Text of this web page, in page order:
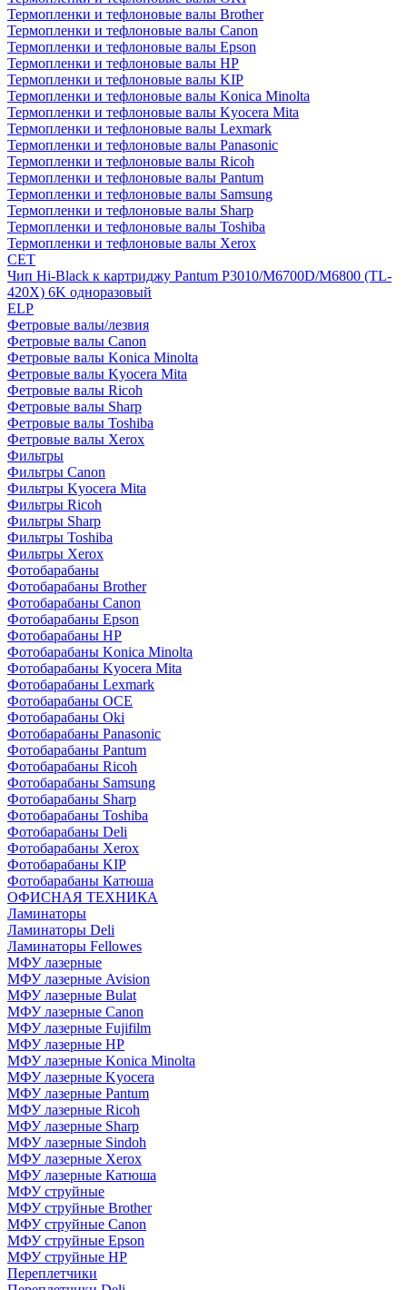
Термопленки и тефлоновые валы Brother
Термопленки и тефлоновые валы Canon
Термопленки и тефлоновые валы Epson
Термопленки и тефлоновые валы HP
Термопленки и тефлоновые валы KIP
Термопленки и тефлоновые валы Konica Minolta
Термопленки и тефлоновые валы Kyocera Mita
Термопленки и тефлоновые валы Lexmark
Термопленки и тефлоновые валы Panasonic
Термопленки и тефлоновые валы Ricoh
Термопленки и тефлоновые валы Pantum
Термопленки и тефлоновые валы Samsung
Термопленки и тефлоновые валы Sharp
Термопленки и тефлоновые валы Toshiba
Термопленки и тефлоновые валы Xerox
CET
Чип Hi-Black к картриджу Pantum P3010/M6700D/M6800 (TL-
420X) 6K одноразовый
ELP
Фетровые валы/лезвия
Фетровые валы Canon
Фетровые валы Konica Minolta
Фетровые валы Kyocera Mita
Фетровые валы Ricoh
Фетровые валы Sharp
Фетровые валы Toshiba
Фетровые валы Xerox
Фильтры
Фильтры Canon
Фильтры Kyocera Mita
Фильтры Ricoh
Фильтры Sharp
Фильтры Toshiba
Фильтры Xerox
Фотобарабаны
Фотобарабаны Brother
Фотобарабаны Canon
Фотобарабаны Epson
Фотобарабаны HP
Фотобарабаны Konica Minolta
Фотобарабаны Kyocera Mita
Фотобарабаны Lexmark
Фотобарабаны OCE
Фотобарабаны Oki
Фотобарабаны Panasonic
Фотобарабаны Pantum
Фотобарабаны Ricoh
Фотобарабаны Samsung
Фотобарабаны Sharp
Фотобарабаны Toshiba
Фотобарабаны Deli
Фотобарабаны Xerox
Фотобарабаны KIP
Фотобарабаны Катюша
ОФИСНАЯ ТЕХНИКА
Ламинаторы
Ламинаторы Deli
Ламинаторы Fellowes
МФУ лазерные
МФУ лазерные Avision
МФУ лазерные Bulat
МФУ лазерные Canon
МФУ лазерные Fujifilm
МФУ лазерные HP
МФУ лазерные Konica Minolta
МФУ лазерные Kyocera
МФУ лазерные Pantum
МФУ лазерные Ricoh
МФУ лазерные Sharp
МФУ лазерные Sindoh
МФУ лазерные Xerox
МФУ лазерные Катюша
МФУ струйные
МФУ струйные Brother
МФУ струйные Canon
МФУ струйные Epson
МФУ струйные HP
Переплетчики